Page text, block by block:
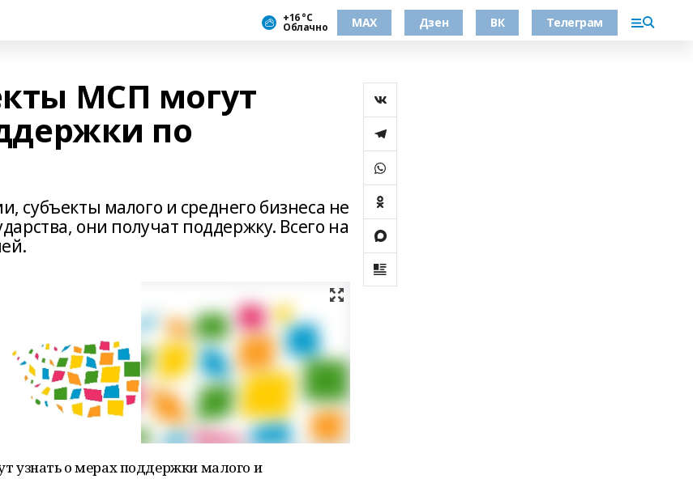
+16 °С
Облачно МАХ Дзен ВК Телеграм
МСП могут
по
субъекты малого и среднего бизнеса не
они получат поддержку. Всего на
узнать о мерах поддержки малого и